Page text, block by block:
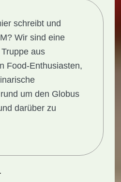
schreibt und
Wir sind eine
Truppe aus
Food-Enthusiasten,
um den Globus
darüber zu